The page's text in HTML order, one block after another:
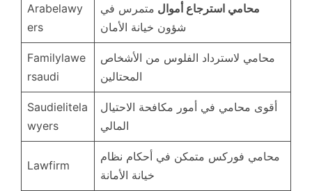
Arabelawy
ers
محامي استرجاع أموال متمرس في
شؤون خيانة الأمان
Familylawe
rsaudi
محامي لاسترداد الفلوس من الأشخاص
المحتالين
Saudielitela
wyers
أقوى محامي في أمور مكافحة الاحتيال
المالي
Lawfirm
محامي فوركس متمكن في أحكام نظام
خيانة الأمانة